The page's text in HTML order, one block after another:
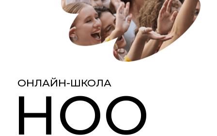
НОО
ОНЛАЙН-ШКОЛА
Открытые результаты
и подготовка по системе
все включено
ВЫБРАТЬ КУРС